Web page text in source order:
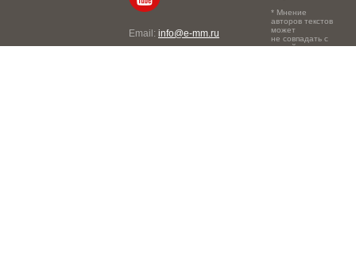
Email: info@e-mm.ru
* Мнение
авторов текстов
может
не совпадать с
точкой зрения